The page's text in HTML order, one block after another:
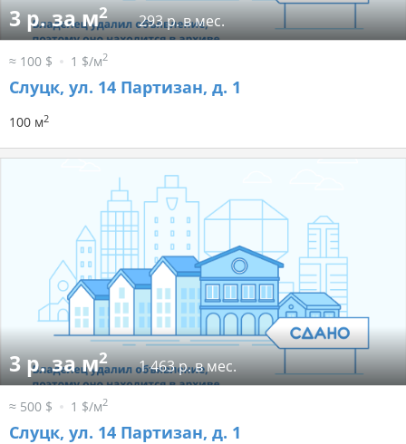
3 р. за м2 293 р. в мес.
≈ 100 $ 1 $/м2
Слуцк, ул. 14 Партизан, д. 1
100 м2
3 р. за м2 1 463 р. в мес.
≈ 500 $ 1 $/м2
Слуцк, ул. 14 Партизан, д. 1